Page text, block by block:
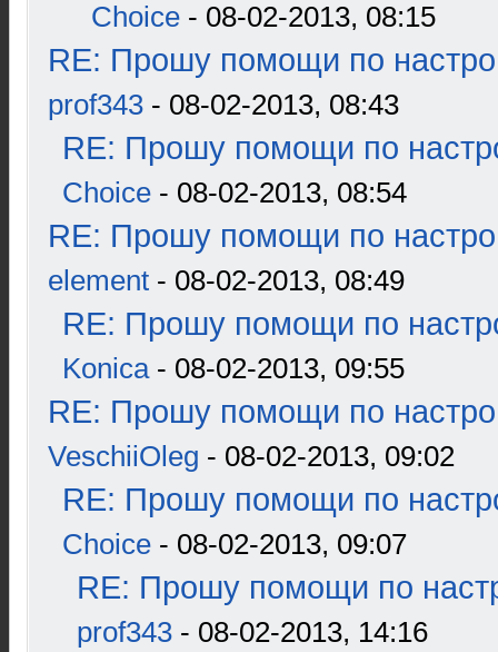
Choice - 08-02-2013, 08:15
RE: Прошу помощи по
prof343 - 08-02-2013, 08:43
RE: Прошу помощи по
Choice - 08-02-2013, 08:54
RE: Прошу помощи по
element - 08-02-2013, 08:49
RE: Прошу помощи по
Konica- 08-02-2013, 09:55
RE: Прошу помощи по
VeschiiOleg - 08-02-2013, 09:02
RE: Прошу помощи по
Choice - 08-02-2013, 09:07
RE: Прошу помощи по
prof343 - 08-02-2013, 14:16